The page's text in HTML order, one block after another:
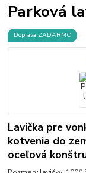
Parková
Doprava ZADARMO
Lavička pre
kotvenia do
oceľová